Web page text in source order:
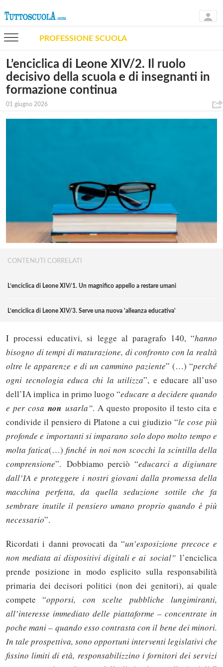
PROFESSIONE SCUOLA
L’enciclica di Leone XIV/2. Il ruolo
decisivo della scuola e di insegnanti in
formazione continua
01 giugno 2026
CONTENUTI CORRELATI
L’enciclica di Leone XIV/1. Un magnifico appello a restare umani
L’enciclica di Leone XIV/3. Serve una nuova 'alleanza educativa'
I processi educativi, si legge al paragrafo 140, “hanno
bisogno di tempi di maturazione, di confronto con la realtà
oltre le apparenze e di un cammino paziente” (…) “perché
ogni tecnologia educa chi la utilizza”, e educare all’uso
dell’IA implica in primo luogo “educare a decidere quando
e per cosanon usarla”. A questo proposito il testo cita e
condivide il pensiero di Platone a cui giudizio “le cose più
profonde e importanti si imparano solo dopo molto tempo e
molta fatica(…)finché in noi non scocchi la scintilla della
comprensione”. Dobbiamo perciò “educarci a digiunare
dall’IA e proteggere i nostri giovani dalla promessa della
macchina perfetta, da quella seduzione sottile che fa
sembrare inutile il pensiero umano proprio quando è più
necessario”.
Ricordati i danni provocati da “un’esposizione precoce e
non mediata ai dispositivi digitali e ai social” l’enciclica
prende posizione in modo esplicito sulla responsabilità
primaria dei decisori politici (non dei genitori), ai quale
compete “opporsi, con scelte pubbliche lungimiranti,
all’interesse immediato delle piattaforme – concentrate in
poche mani – quando esso contrasta con il bene dei minori.
In tale prospettiva, sono opportuni interventi legislativi che
fissino limiti di età, responsabilizzino i fornitori dei servizi